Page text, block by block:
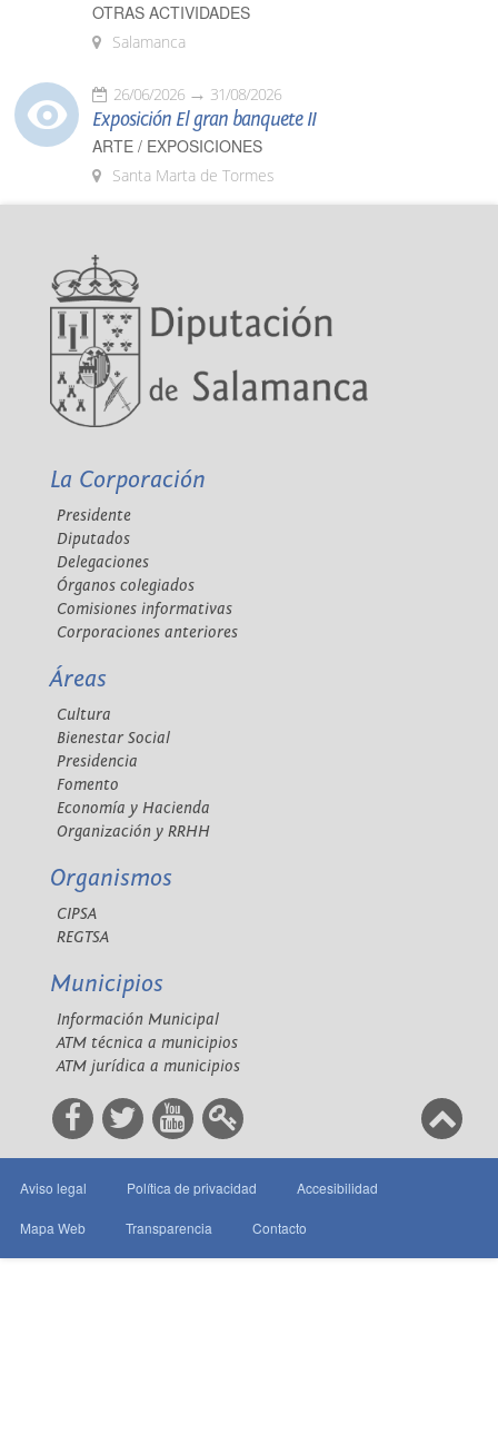
OTRAS ACTIVIDADES
Salamanca
26/06/2026 31/08/2026
Exposición El gran banquete II
ARTE / EXPOSICIONES
Santa Marta de Tormes
La Corporación
Presidente
Diputados
Delegaciones
Órganos colegiados
Comisiones informativas
Corporaciones anteriores
Áreas
Cultura
Bienestar Social
Presidencia
Fomento
Economía y Hacienda
Organización y RRHH
Organismos
CIPSA
REGTSA
Municipios
Información Municipal
ATM técnica a municipios
ATM jurídica a municipios
Aviso legal Política de privacidad Accesibilidad
Mapa Web Transparencia Contacto